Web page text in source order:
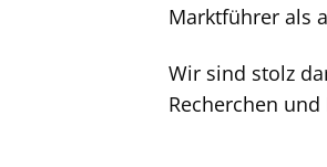
Marktführer als
Wir sind stolz
Recherchen